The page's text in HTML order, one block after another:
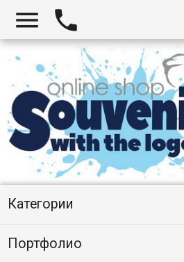
 
Категории
Портфолио